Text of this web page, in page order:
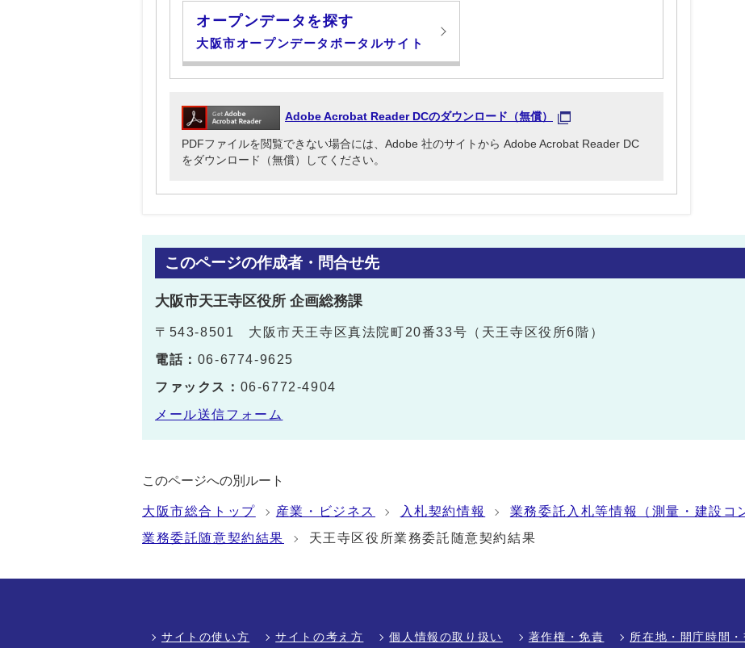
オープンデータを探す
大阪市オープンデータポータルサイト
Adobe Acrobat Reader DCのダウンロード（無償）
PDFファイルを閲覧できない場合には、Adobe 社のサイトから Adobe Acrobat Reader DC
をダウンロード（無償）してください。
このページの作成者・問合せ先
大阪市天王寺区役所 企画総務課
〒543-8501 大阪市天王寺区真法院町20番33号（天王寺区役所6階）
電話： 06-6774-9625
ファックス： 06-6772-4904
メール送信フォーム
このページへの別ルート
大阪市総合トップ 産業・ビジネス 入札契約情報
業務委託入札等情報（測量・建設コ
業務委託随意契約結果
天王寺区役所業務委託随意契約結果
サイトの使い方 サイトの考え方 個人情報の取り扱い 著作権・免責 所在地・開庁時間